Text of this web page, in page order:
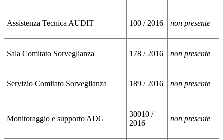
Assistenza Tecnica AUDIT 100 / 2016 non presente
Sala Comitato Sorveglianza 178 / 2016 non presente
Servizio Comitato Sorveglianza 189 / 2016 non presente
Monitoraggio e supporto ADG
30010 /
2016
non presente